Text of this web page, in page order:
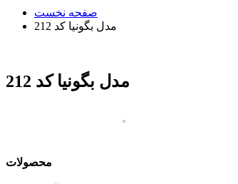
صفحه نخست
مدل بگونیا کد 212
مدل بگونیا کد 212
محصولات